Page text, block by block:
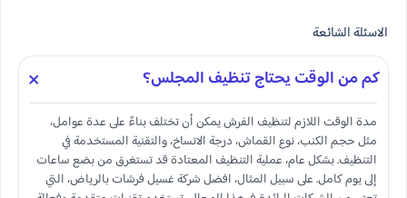
الاسئلة الشائعة
كم من الوقت يحتاج تنظيف المجلس؟
مدة الوقت اللازم لتنظيف الفرش يمكن أن تختلف بناءً على عدة عوامل،
مثل حجم الكنب، نوع القماش، درجة الاتساخ، والتقنية المستخدمة في
التنظيف. بشكل عام، عملية التنظيف المعتادة قد تستغرق من بضع ساعات
إلى يوم كامل. على سبيل المثال، افضل شركة غسيل فرشات بالرياض، التي